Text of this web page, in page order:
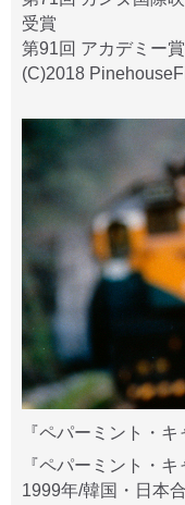
受賞
第91回 アカデミー
(C)2018
『ペパーミント・キ
『ペパーミント・キ
1999年/韓国・日本